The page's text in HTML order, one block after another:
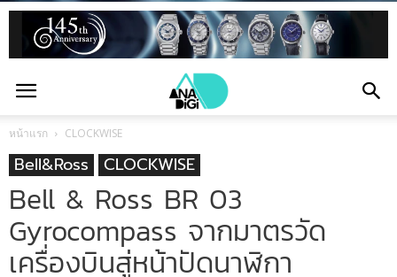
หน้าแรก CLOCKWISE
Bell&Ross CLOCKWISE
Bell & Ross BR 03
Gyrocompass จากมาตรวัด
เครื่องบินสู่หน้าปัดนาฬิกา